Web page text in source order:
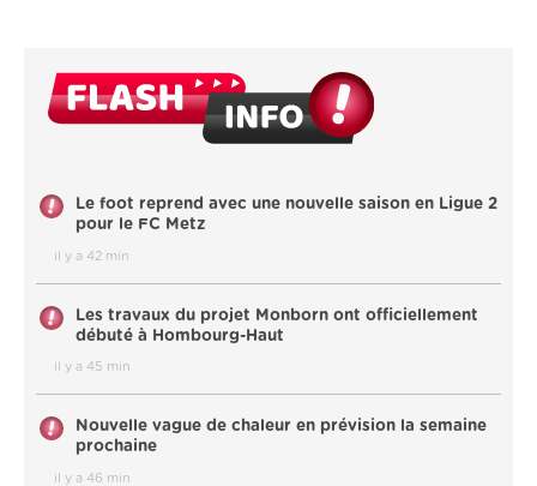
Le foot reprend avec une nouvelle saison en Ligue 2
pour le FC Metz
il y a 42 min
Les travaux du projet Monborn ont officiellement
débuté à Hombourg-Haut
il y a 45 min
Nouvelle vague de chaleur en prévision la semaine
prochaine
il y a 46 min